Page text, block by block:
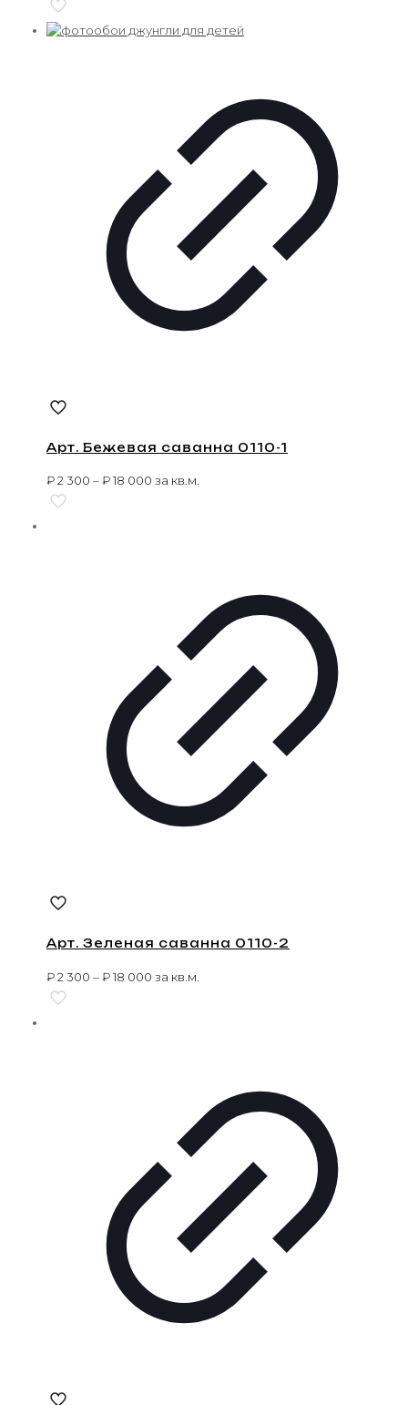
Арт. Бежевая саванна 0110-1
₽2 300 –₽18 000 за кв.м.
Арт. Зеленая саванна 0110-2
₽2 300 –₽18 000 за кв.м.